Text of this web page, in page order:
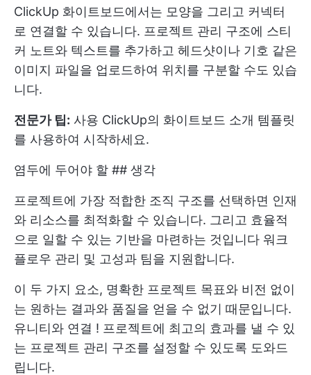
ClickUp 화이트보드에서는 모양을 그리고 커넥터
로 연결할 수 있습니다. 프로젝트 관리 구조에 스티
커 노트와 텍스트를 추가하고 헤드샷이나 기호 같은
이미지 파일을 업로드하여 위치를 구분할 수도 있습
니다.
전문가 팁: 사용 ClickUp의 화이트보드 소개 템플릿
를 사용하여 시작하세요.
염두에 두어야 할 ## 생각
프로젝트에 가장 적합한 조직 구조를 선택하면 인재
와 리소스를 최적화할 수 있습니다. 그리고 효율적
으로 일할 수 있는 기반을 마련하는 것입니다 워크
플로우 관리 및 고성과 팀을 지원합니다.
이 두 가지 요소, 명확한 프로젝트 목표와 비전 없이
는 원하는 결과와 품질을 얻을 수 없기 때문입니다.
유니티와 연결 ! 프로젝트에 최고의 효과를 낼 수 있
는 프로젝트 관리 구조를 설정할 수 있도록 도와드
립니다.